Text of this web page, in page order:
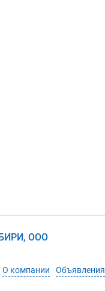
ООО
О компании Объявления